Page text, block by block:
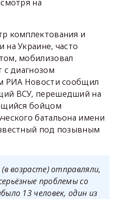
на
комплектования и
Украине, часто
мобилизовал
с диагнозом
РИА Новости сообщил
ВСУ, перешедший на
бойцом
батальона имени
под позывным
возрасте) отправляли,
проблемы со
13 человек, один из